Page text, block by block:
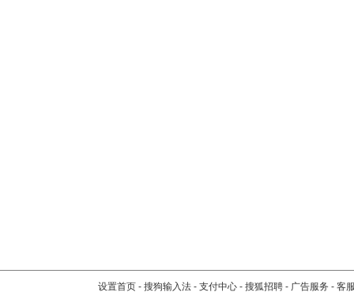
设置首页 - 搜狗输入法 - 支付中心 - 搜狐招聘 - 广告服务 - 客